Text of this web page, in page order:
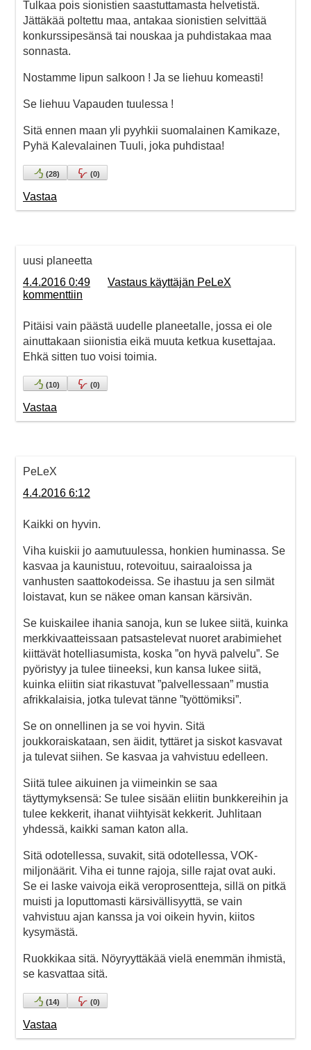
Tulkaa pois sionistien saastuttamasta helvetistä.
Jättäkää poltettu maa, antakaa sionistien selvittää
konkurssipesänsä tai nouskaa ja puhdistakaa maa
sonnasta.
Nostamme lipun salkoon ! Ja se liehuu komeasti!
Se liehuu Vapauden tuulessa !
Sitä ennen maan yli pyyhkii suomalainen Kamikaze,
Pyhä Kalevalainen Tuuli, joka puhdistaa!
(28) (0)
Vastaa
uusi planeetta
4.4.2016 0:49
Vastaus käyttäjän PeLeX
kommenttiin
Pitäisi vain päästä uudelle planeetalle, jossa ei ole
ainuttakaan siionistia eikä muuta ketkua kusettajaa.
Ehkä sitten tuo voisi toimia.
(10) (0)
Vastaa
PeLeX
4.4.2016 6:12
Kaikki on hyvin.
Viha kuiskii jo aamutuulessa, honkien huminassa. Se
kasvaa ja kaunistuu, rotevoituu, sairaaloissa ja
vanhusten saattokodeissa. Se ihastuu ja sen silmät
loistavat, kun se näkee oman kansan kärsivän.
Se kuiskailee ihania sanoja, kun se lukee siitä, kuinka
merkkivaatteissaan patsastelevat nuoret arabimiehet
kiittävät hotelliasumista, koska ”on hyvä palvelu”. Se
pyöristyy ja tulee tiineeksi, kun kansa lukee siitä,
kuinka eliitin siat rikastuvat ”palvellessaan” mustia
afrikkalaisia, jotka tulevat tänne ”työttömiksi”.
Se on onnellinen ja se voi hyvin. Sitä
joukkoraiskataan, sen äidit, tyttäret ja siskot kasvavat
ja tulevat siihen. Se kasvaa ja vahvistuu edelleen.
Siitä tulee aikuinen ja viimeinkin se saa
täyttymyksensä: Se tulee sisään eliitin bunkkereihin ja
tulee kekkerit, ihanat viihtyisät kekkerit. Juhlitaan
yhdessä, kaikki saman katon alla.
Sitä odotellessa, suvakit, sitä odotellessa, VOK-
miljonäärit. Viha ei tunne rajoja, sille rajat ovat auki.
Se ei laske vaivoja eikä veroprosentteja, sillä on pitkä
muisti ja loputtomasti kärsivällisyyttä, se vain
vahvistuu ajan kanssa ja voi oikein hyvin, kiitos
kysymästä.
Ruokkikaa sitä. Nöyryyttäkää vielä enemmän ihmistä,
se kasvattaa sitä.
(14) (0)
Vastaa